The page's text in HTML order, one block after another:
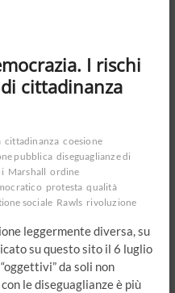
I rischi
cittadinanza
cittadinanza coesione
pubblica diseguaglianze di
Marshall ordine
protesta qualità
sociale Rawls rivoluzione
leggermente diversa, su
su questo sito il 6 luglio
da soli non
le diseguaglianze è più